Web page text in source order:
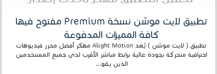
تطبيق لايت موشن نسخة Premium مفتوح فيها
كافة المميزات المدفوعة
تطبيق ( لايت موشن ) يُعد Alight Motion مهكر أفضل محرر فيديوهات
احترافية متحركة بجودة عالية برابط مباشر الأقرب لدى جميع المستخدمين
الذين يقو...